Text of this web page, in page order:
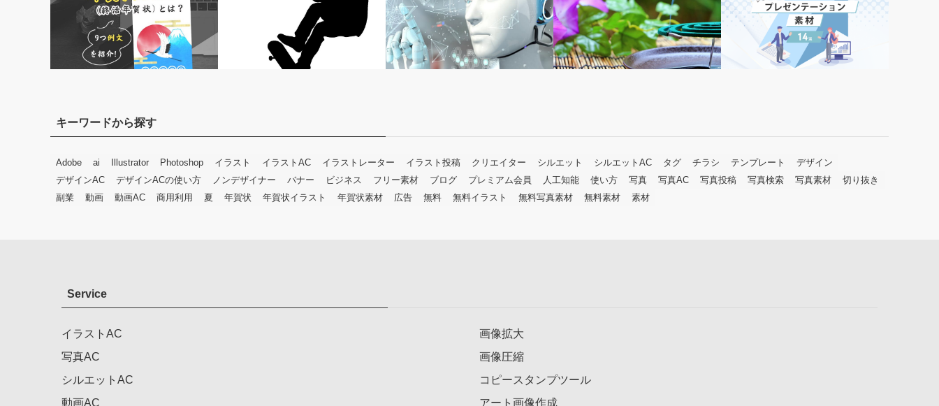
キーワードから探す
Adobe ai Illustrator Photoshop イラスト イラストAC イラストレーター イラスト投稿 クリエイター シルエット シルエットAC タグ チラシ テンプレート
デザイン
デザインAC
デザインACの使い方 ノンデザイナー バナー ビジネス フリー素材 ブログ プレミアム会員 人工知能 使い方 写真 写真AC 写真投稿 写真検索 写真素材
切り抜き
副業
動画 動画AC 商用利用 夏 年賀状 年賀状イラスト 年賀状素材 広告 無料 無料イラスト 無料写真素材 無料素材 素材
Service
イラストAC
写真AC
シルエットAC
動画AC
画像拡大
画像圧縮
コピースタンプツール
アート画像作成